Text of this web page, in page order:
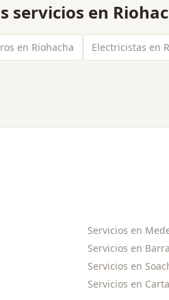
servicios en
en Riohacha Electricistas en
Servicios en
Servicios en
Servicios en
Servicios en